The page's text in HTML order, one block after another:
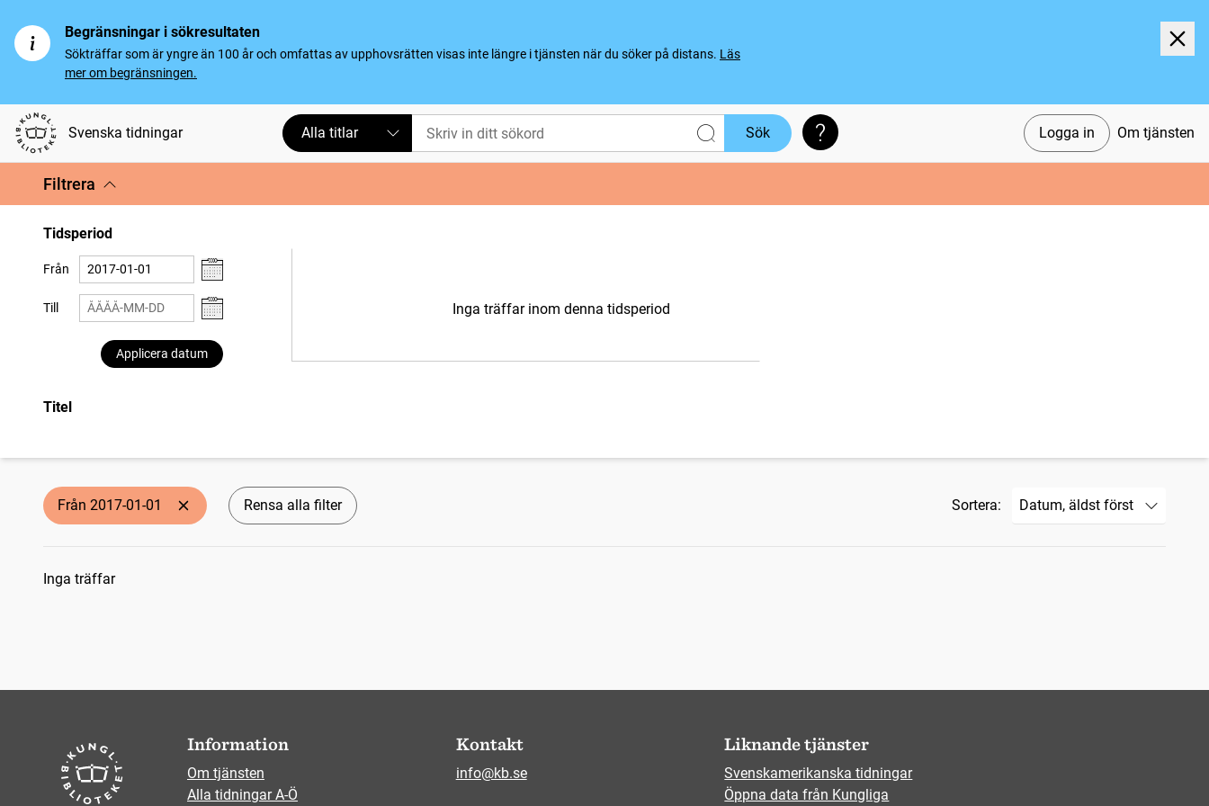
Begränsningar i sökresultaten
Sökträffar som är yngre än 100 år och omfattas av upphovsrätten visas inte längre i tjänsten när du söker på distans. Läs
mer om begränsningen.
Svenska tidningar Logga in Om tjänsten
Alla titlar Sök Söktips
Filtrera
Tidsperiod
Från
Till
Applicera datum
Inga träffar inom denna tidsperiod
Titel
Från 2017-01-01 Rensa alla filter Sortera:
Sökresultat
Inga träffar
Information
Om tjänsten
Alla tidningar A-Ö
Kontakt
info@kb.se
Liknande tjänster
Svenskamerikanska tidningar
Öppna data från Kungliga